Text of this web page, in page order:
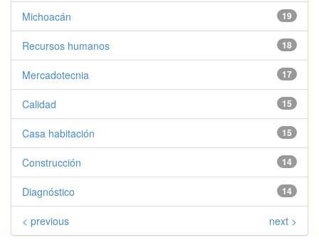
19
Michoacán
18
Recursos humanos
17
Mercadotecnia
15
Calidad
15
Casa habitación
14
Construcción
14
Diagnóstico
< previous next >